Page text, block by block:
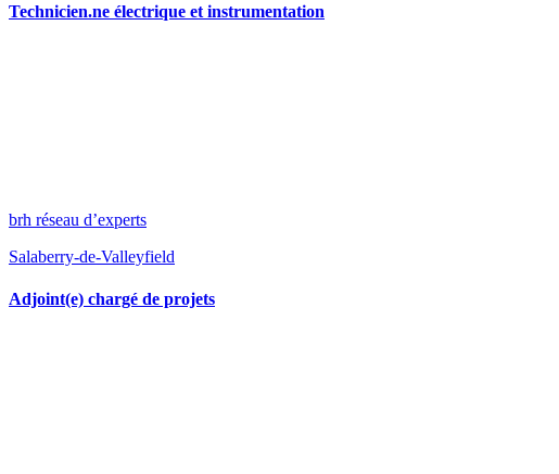
Technicien.ne électrique et instrumentation
brh réseau d’experts
Salaberry-de-Valleyfield
Adjoint(e) chargé de projets